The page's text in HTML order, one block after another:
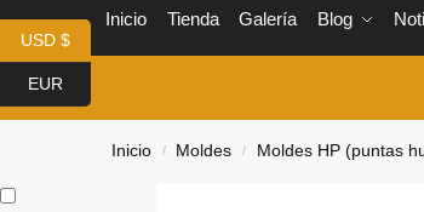
Inicio Tienda Galería Blog
Inicio / Moldes / Moldes HP (puntas
USD $
EUR